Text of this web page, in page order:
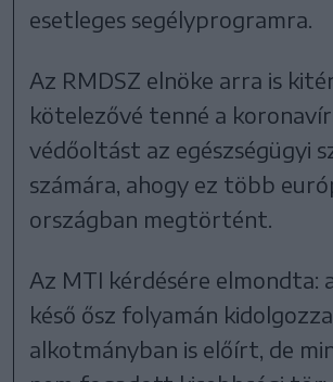
esetleges segélyprogramra.
Az RMDSZ elnöke arra is
kötelezővé tenné a
védőoltást az egészségügyi
számára, ahogy ez több
országban megtörtént.
Az MTI kérdésére elmondta:
késő ősz folyamán
alkotmányban is előírt, de